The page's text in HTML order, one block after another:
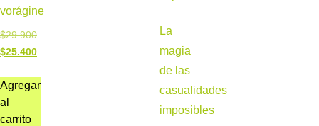
vorágine
$29.900
$25.400
Agregar
al
carrito
La
magia
de las
casualidades
imposibles